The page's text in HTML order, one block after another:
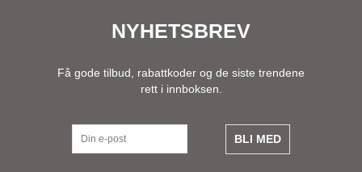
NYHETSBREV
Få gode tilbud, rabattkoder og de siste trendene
rett i innboksen.
BLI MED